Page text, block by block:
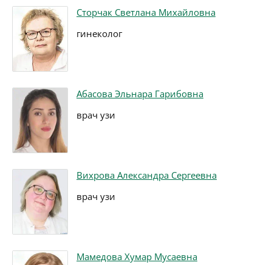
Сторчак Светлана Михайловна
гинеколог
Абасова Эльнара Гарибовна
врач узи
Вихрова Александра Сергеевна
врач узи
Мамедова Хумар Мусаевна